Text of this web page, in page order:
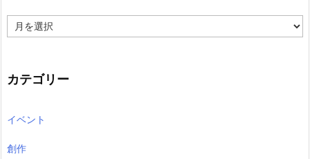
ー
ブ
カテゴリー
イベント
創作